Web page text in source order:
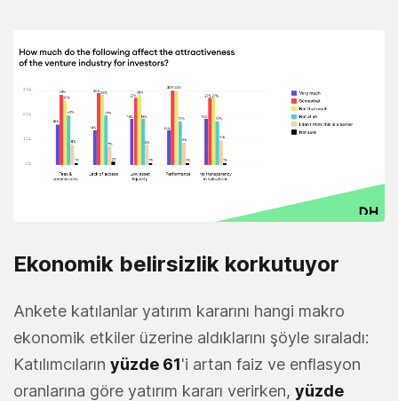
Ekonomik belirsizlik korkutuyor
Ankete katılanlar yatırım kararını hangi makro
ekonomik etkiler üzerine aldıklarını şöyle sıraladı:
Katılımcıların yüzde 61'i artan faiz ve enflasyon
oranlarına göre yatırım kararı verirken, yüzde